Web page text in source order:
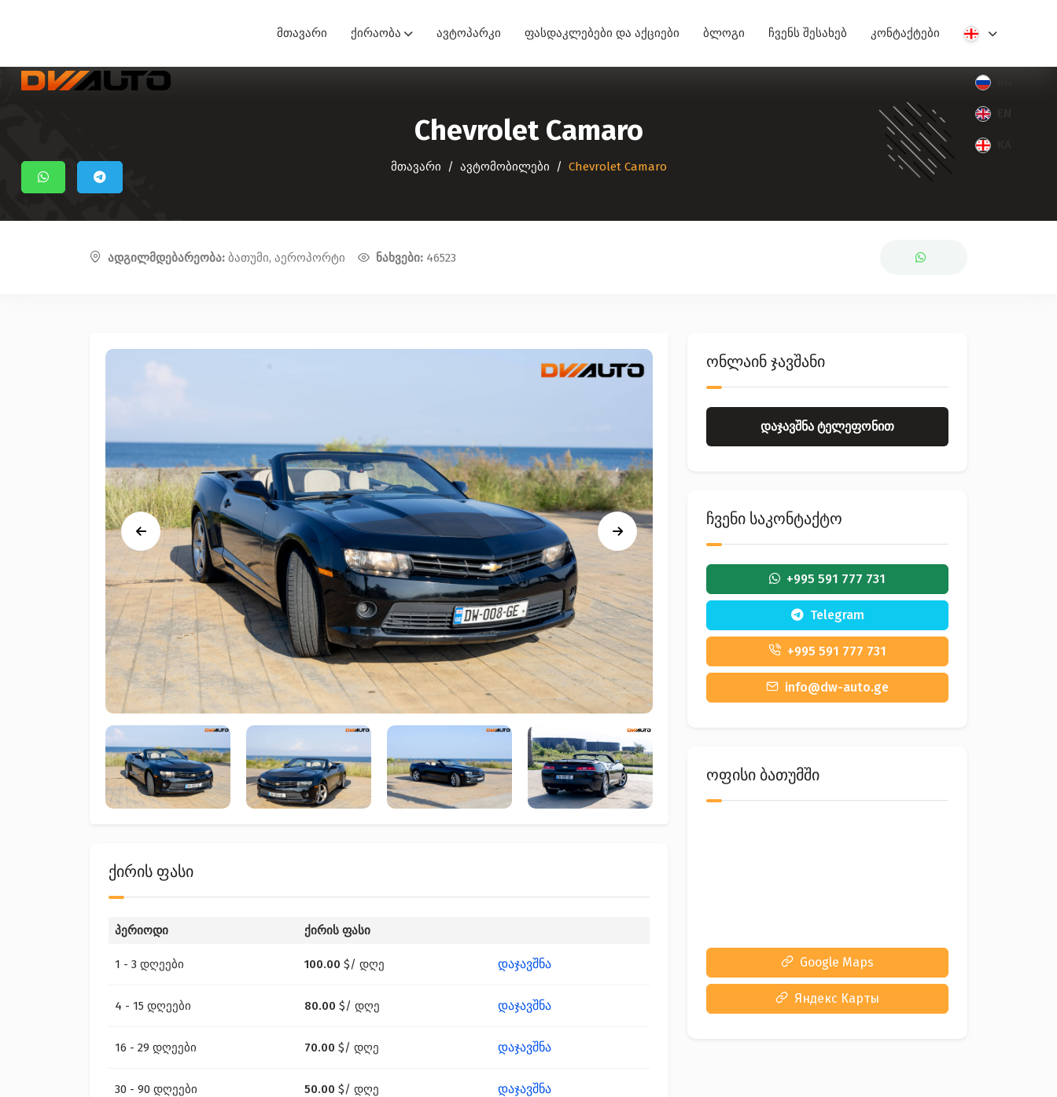
მთავარი ქირაობა ავტოპარკი ფასდაკლებები და აქციები ბლოგი ჩვენს შესახებ კონტაქტები
Chevrolet Camaro
მთავარი ავტომობილები Chevrolet Camaro
ადგილმდებარეობა: ბათუმი, აეროპორტი ნახვები: 46523
ქირის ფასი
პერიოდი ქირის ფასი
1 - 3 დღეები 100.00 $/ დღე დაჯავშნა
4 - 15 დღეები 80.00 $/ დღე დაჯავშნა
16 - 29 დღეები 70.00 $/ დღე დაჯავშნა
30 - 90 დღეები 50.00 $/ დღე დაჯავშნა
ონლაინ ჯავშანი
დაჯავშნა ტელეფონით
ჩვენი საკონტაქტო
+995 591 777 731
Telegram
+995 591 777 731
info@dw-auto.ge
ოფისი ბათუმში
Google Maps
Яндекс Карты